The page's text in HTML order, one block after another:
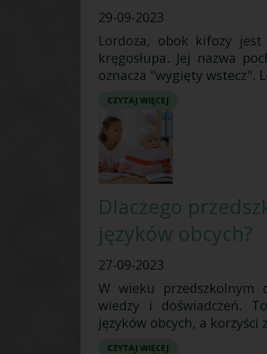
29-09-2023
Lordoza, obok kifozy
kręgosłupa. Jej nazwa
oznacza "wygięty wstecz".
CZYTAJ WIĘCEJ
Dlaczego
języków obcych?
27-09-2023
W wieku przedszkolnym
wiedzy i doświadczeń.
języków obcych, a
CZYTAJ WIĘCEJ